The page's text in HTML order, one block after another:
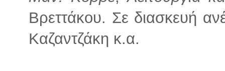
Βρεττάκου. Σε διασκευή
Καζαντζάκη κ.α.